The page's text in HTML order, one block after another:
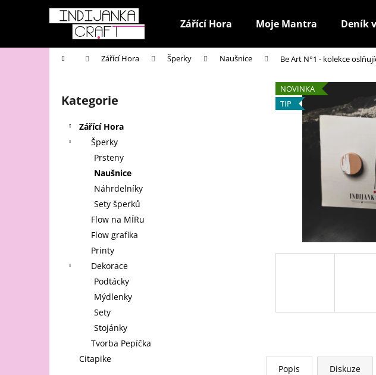
Zářící Hora Moje Mantra Deník
Domů Zářící Hora Šperky Naušnice Be Art N°1 - kolekce
Přeskočit
kategorie
Kategorie
Zářící Hora
Šperky
Prsteny
Naušnice
Náhrdelníky
Sety šperků
Flow na MÍRu
Flow grafika
Printy
Dekorace
Podtácky
Mýdlenky
Sety
Stojánky
Tvorba Pepíčka
Citapike
NOVINKA
TIP
Popis Diskuze
í
do
do
Co